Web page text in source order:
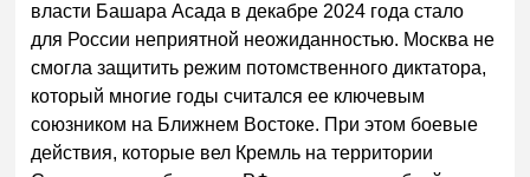
власти Башара Асада в декабре 2024 года стало
для России неприятной неожиданностью. Москва не
смогла защитить режим потомственного диктатора,
который многие годы считался ее ключевым
союзником на Ближнем Востоке. При этом боевые
действия, которые вел Кремль на территории